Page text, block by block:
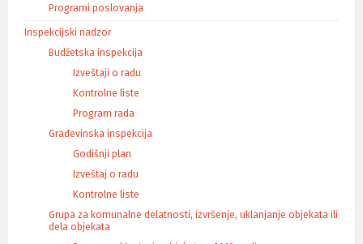
Programi poslovanja
Inspekcijski nadzor
Budžetska inspekcija
Izveštaji o radu
Kontrolne liste
Program rada
Građevinska inspekcija
Godišnji plan
Izveštaj o radu
Kontrolne liste
Grupa za komunalne delatnosti, izvršenje, uklanjanje objekata ili
dela objekata